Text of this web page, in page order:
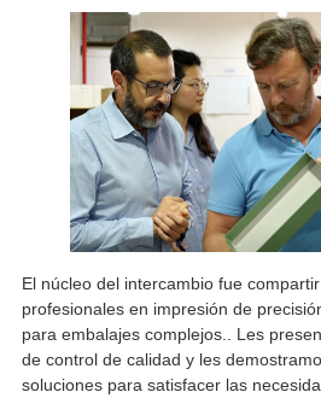
El núcleo del intercambio fue
profesionales en impresión de
para embalajes complejos.. Les
de control de calidad y les
soluciones para satisfacer las